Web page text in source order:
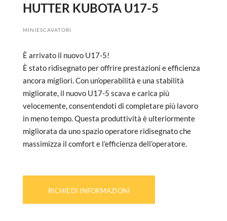
HUTTER KUBOTA U17-5
MINIESCAVATORI
È arrivato il nuovo U17-5!
È stato ridisegnato per offrire prestazioni e efficienza
ancora migliori. Con un’operabilità e una stabilità
migliorate, il nuovo U17-5 scava e carica più
velocemente, consentendoti di completare più lavoro
in meno tempo. Questa produttività è ulteriormente
migliorata da uno spazio operatore ridisegnato che
massimizza il comfort e l’efficienza dell’operatore.
RICHIEDI INFORMAZIONI